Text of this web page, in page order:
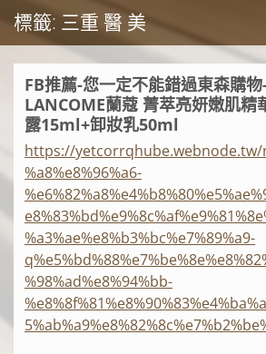
標籤: 三重 醫 美
FB推薦-您一定不能錯過東森購
LANCOME蘭蔻 菁萃亮妍嫩肌
露15ml+卸妝乳50ml
https://yetcorrqhube.webnode.tw/
%a8%e8%96%a6-
%a3%ae%e8%b3%bc%e7%89%a9-
%98%ad%e8%94%bb-